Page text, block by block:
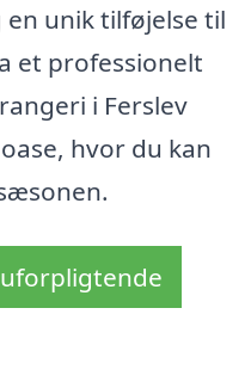
unik tilføjelse til
et professionelt
i Ferslev
hvor du kan